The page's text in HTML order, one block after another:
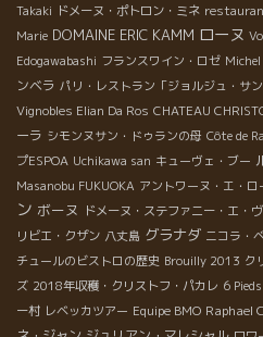
Takaki ドメーヌ・ポトロン・ミネ
Marie DOMAINE ERIC KAMM ローヌ
Edogawabashi フランスワイン・ロゼ Michel
ンベラ パリ・レストラン「ジョルジュ・サン
Vignobles Elian Da Ros CHATEAU
ーラ シモンヌサン・ドゥランの母 Côte de
プESPOA Uchikawa san キューヴェ・ブー
Masanobu FUKUOKA アントワーヌ・エ・ロ
ン ボーヌ ドメーヌ・ステファニー・エ・
リビエ・クザン 八丈島 グラナダ ニコラ・
チュールのビストロの歴史 Brouilly 2013 ク
ズ 2018年収穫・クリストフ・パカレ 6
ー村 レベッカツアー Equipe BMO Raphael